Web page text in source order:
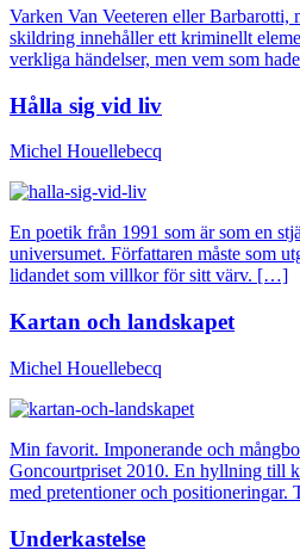
Varken Van Veeteren eller Barbarotti,
skildring innehåller ett kriminellt
verkliga händelser, men vem som
Hålla sig vid liv
Michel Houellebecq
En poetik från 1991 som är som en
universumet. Författaren måste som
lidandet som villkor för sitt värv. […]
Kartan och landskapet
Michel Houellebecq
Min favorit. Imponerande och
Goncourtpriset 2010. En hyllning till
med pretentioner och
Underkastelse